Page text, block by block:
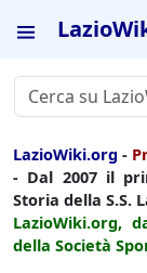
LazioWiki.org -
- Dal 2007 il
Storia della S.S.
LazioWiki.org,
della Società